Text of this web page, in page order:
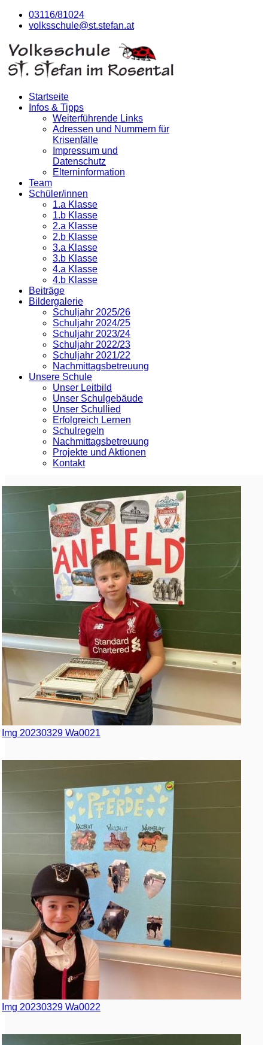
03116/81024
volksschule@st.stefan.at
Startseite
Infos & Tipps
Weiterführende Links
Adressen und Nummern für
Krisenfälle
Impressum und
Datenschutz
Elterninformation
Team
Schüler/innen
1.a Klasse
1.b Klasse
2.a Klasse
2.b Klasse
3.a Klasse
3.b Klasse
4.a Klasse
4.b Klasse
Beiträge
Bildergalerie
Schuljahr 2025/26
Schuljahr 2024/25
Schuljahr 2023/24
Schuljahr 2022/23
Schuljahr 2021/22
Nachmittagsbetreuung
Unsere Schule
Unser Leitbild
Unser Schulgebäude
Unser Schullied
Erfolgreich Lernen
Schulregeln
Nachmittagsbetreuung
Projekte und Aktionen
Kontakt
Img 20230329 Wa0021
Img 20230329 Wa0022